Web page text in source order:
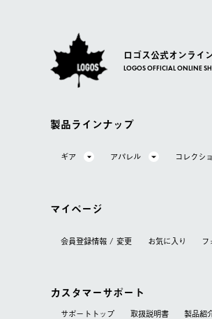
ロゴス公式オンライ
LOGOS OFFICIAL ONLINE
製品ラインナップ
ギア アパレル コレクシ
マイページ
会員登録情報 / 変更 お気に⼊り
カスタマーサポート
サポートトップ 取扱説明書 製品紹